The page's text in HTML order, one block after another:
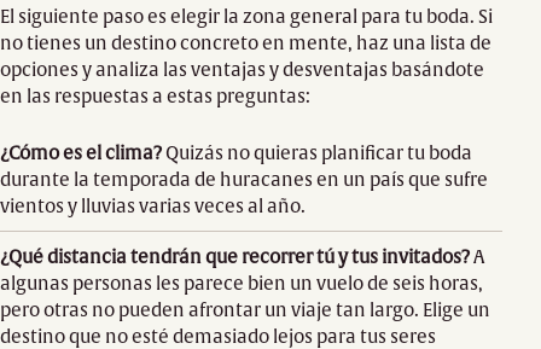
El siguiente paso es elegir la zona general para tu boda. Si
no tienes un destino concreto en mente, haz una lista de
opciones y analiza las ventajas y desventajas basándote
en las respuestas a estas preguntas:
¿Cómo es el clima?Quizás no quieras planificar tu boda
durante la temporada de huracanes en un país que sufre
vientos y lluvias varias veces al año.
¿Qué distancia tendrán que recorrer tú y tus invitados?A
algunas personas les parece bien un vuelo de seis horas,
pero otras no pueden afrontar un viaje tan largo. Elige un
destino que no esté demasiado lejos para tus seres